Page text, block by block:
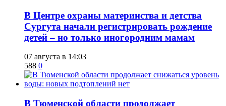
​В Центре охраны материнства и детства
Сургута начали регистрировать рождение
детей – но только иногородним мамам
07 августа в 14:03
588 0
​В Тюменской области продолжает